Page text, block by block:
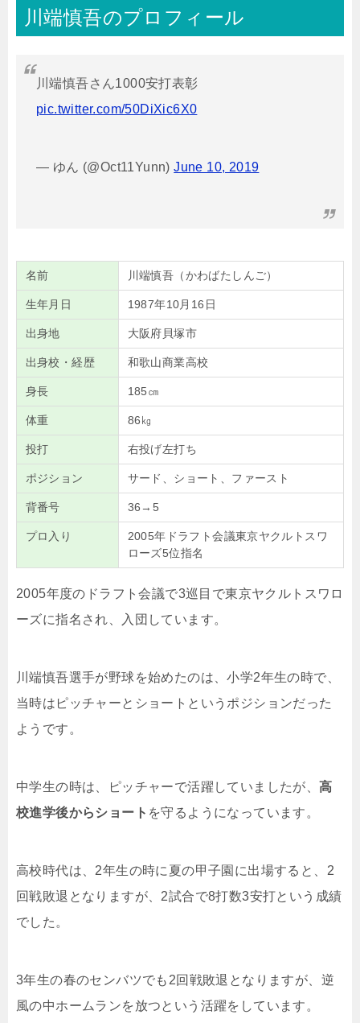
川端慎吾のプロフィール
川端慎吾さん1000安打表彰
pic.twitter.com/50DiXic6X0
— ゆん (@Oct11Yunn)June 10, 2019
名前 川端慎吾（かわばたしんご）
生年月日 1987年10月16日
出身地 大阪府貝塚市
出身校・経歴 和歌山商業高校
身長 185㎝
体重 86㎏
投打 右投げ左打ち
ポジション サード、ショート、ファースト
背番号 36→5
プロ入り
2005年ドラフト会議東京ヤクルトスワ
ローズ5位指名
2005年度のドラフト会議で3巡目で東京ヤクルトスワロ
ーズに指名され、入団しています。
川端慎吾選手が野球を始めたのは、小学2年生の時で、
当時はピッチャーとショートというポジションだった
ようです。
中学生の時は、ピッチャーで活躍していましたが、高
校進学後からショート を守るようになっています。
高校時代は、 2年生の時に夏の甲子園に出場すると、 2
回戦敗退となりますが、 2試合で8打数3安打という成績
でした。
3年生の春のセンバツでも 2回戦敗退となりますが、逆
風の中ホームランを放つという活躍をしています。